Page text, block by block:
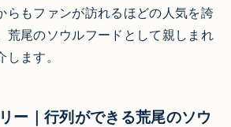
らもファンが訪れるほどの人気を誇
荒尾のソウルフードとして親しまれ
ます。
ー｜行列ができる荒尾のソウ